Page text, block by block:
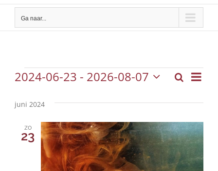
Ga naar...
Evenementen
en
Zoeken
Lijst
2024-06-23 - 2026-08-07
een
datum.
juni 2024
zo
23